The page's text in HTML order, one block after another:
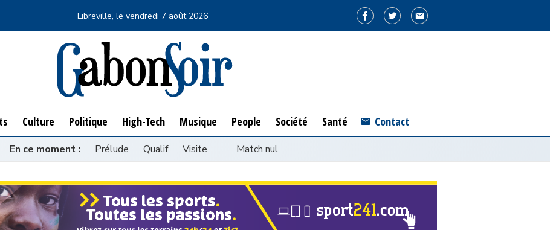
Libreville, le vendredi 7 août 2026
Culture Politique High-Tech Musique People Société Santé Contact
En ce moment : Prélude Qualif Visite Match nul
Politique High-Tech Musique